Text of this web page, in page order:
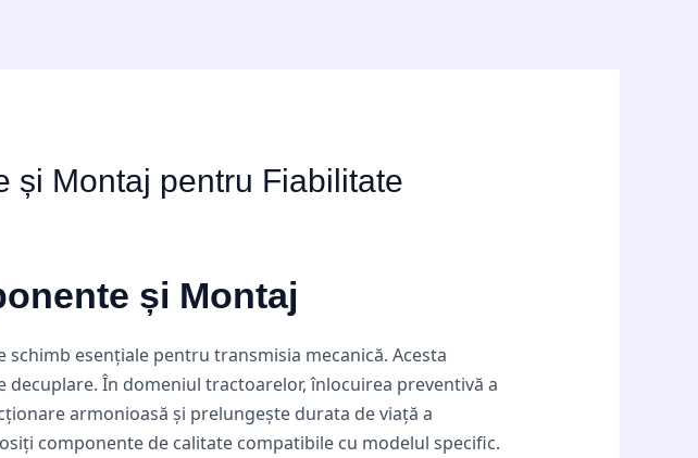
și Montaj pentru Fiabilitate
și Montaj
esențiale pentru transmisia mecanică. Acesta
În domeniul tractoarelor, înlocuirea preventivă a
armonioasă și prelungește durata de viață a
componente de calitate compatibile cu modelul specific.